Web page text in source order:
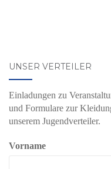
UNSER VERTEILER
Einladungen zu
und Formulare zur
unserem Jugendverteiler.
Vorname